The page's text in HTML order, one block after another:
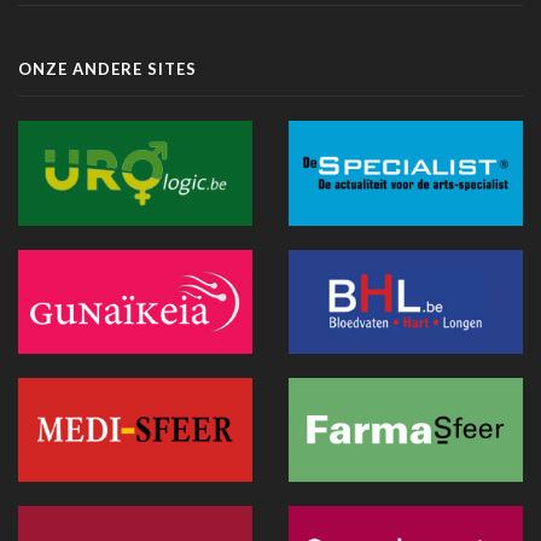
ONZE ANDERE SITES